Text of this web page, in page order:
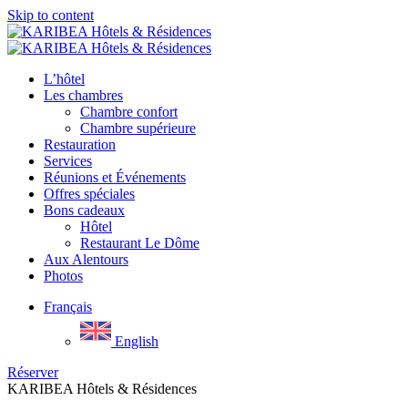
Skip to content
L’hôtel
Les chambres
Chambre confort
Chambre supérieure
Restauration
Services
Réunions et Événements
Offres spéciales
Bons cadeaux
Hôtel
Restaurant Le Dôme
Aux Alentours
Photos
Français
English
Réserver
KARIBEA Hôtels & Résidences